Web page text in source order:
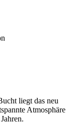
liegt das neu
Atmosphäre